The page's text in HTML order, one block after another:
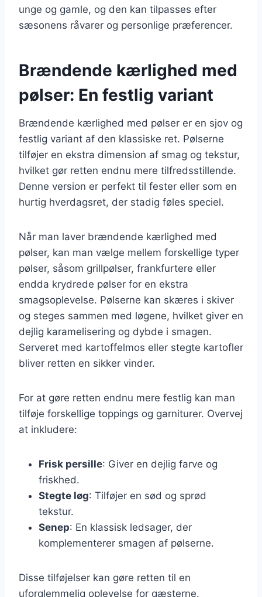
unge og gamle, og den kan tilpasses efter
sæsonens råvarer og personlige præferencer.
Brændende kærlighed med
pølser: En festlig variant
Brændende kærlighed med pølser er en sjov og
festlig variant af den klassiske ret. Pølserne
tilføjer en ekstra dimension af smag og tekstur,
hvilket gør retten endnu mere tilfredsstillende.
Denne version er perfekt til fester eller som en
hurtig hverdagsret, der stadig føles speciel.
Når man laver brændende kærlighed med
pølser, kan man vælge mellem forskellige typer
pølser, såsom grillpølser, frankfurtere eller
endda krydrede pølser for en ekstra
smagsoplevelse. Pølserne kan skæres i skiver
og steges sammen med løgene, hvilket giver en
dejlig karamelisering og dybde i smagen.
Serveret med kartoffelmos eller stegte kartofler
bliver retten en sikker vinder.
For at gøre retten endnu mere festlig kan man
tilføje forskellige toppings og garniturer. Overvej
at inkludere:
Frisk persille: Giver en dejlig farve og
friskhed.
Stegte løg: Tilføjer en sød og sprød
tekstur.
Senep: En klassisk ledsager, der
komplementerer smagen af pølserne.
Disse tilføjelser kan gøre retten til en
uforglemmelig oplevelse for gæsterne.